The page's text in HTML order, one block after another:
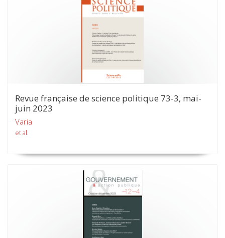
Revue française de science politique 73-3, mai-
juin 2023
Varia
et al.